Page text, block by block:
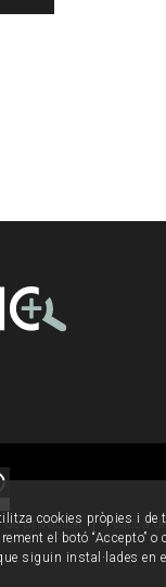
de privacitat Política
cookies pròpies i de
el botó “Accepto”
siguin instal·lades en